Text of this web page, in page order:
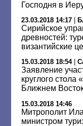
Господня в
23.03.2018 14:17
Сирийское
древностей:
византийские
15.03.2018 18:54|
Заявление
круглого стола
Ближнем
15.03.2018 14:46
Митрополит
министром